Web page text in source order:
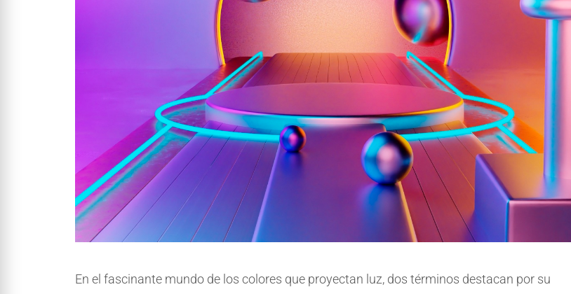
En el fascinante mundo de los colores que proyectan luz, dos términos destacan por su